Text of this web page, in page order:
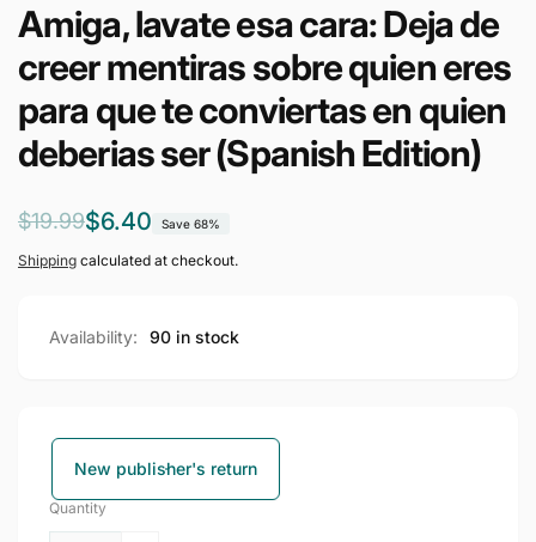
Amiga, lavate esa cara: Deja de
creer mentiras sobre quien eres
para que te conviertas en quien
deberias ser (Spanish Edition)
Regular
price
$19.99
Sale
price
$6.40 Save 68%
Shipping calculated at checkout.
Availability: 90 in stock
New publisher's return
Quantity